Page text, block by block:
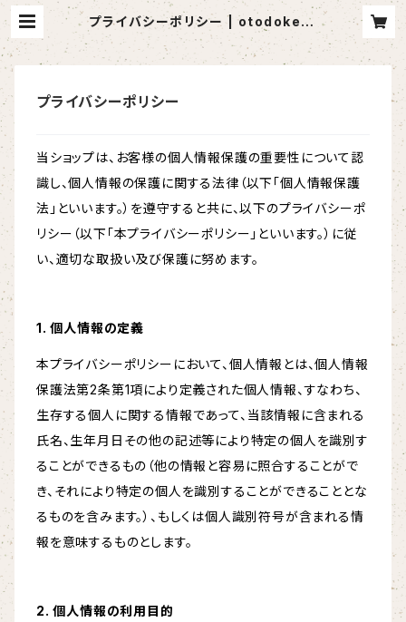
プライバシーポリシー | otodoketa
i
プライバシーポリシー
当ショップは、お客様の個人情報保護の重要性について認
識し、個人情報の保護に関する法律（以下「個人情報保護
法」といいます。）を遵守すると共に、以下のプライバシーポ
リシー（以下「本プライバシーポリシー」といいます。）に従
い、適切な取扱い及び保護に努めます。
1. 個人情報の定義
本プライバシーポリシーにおいて、個人情報とは、個人情報
保護法第2条第1項により定義された個人情報、すなわち、
生存する個人に関する情報であって、当該情報に含まれる
氏名、生年月日その他の記述等により特定の個人を識別す
ることができるもの（他の情報と容易に照合することがで
き、それにより特定の個人を識別することができることとな
るものを含みます。）、もしくは個人識別符号が含まれる情
報を意味するものとします。
2. 個人情報の利用目的